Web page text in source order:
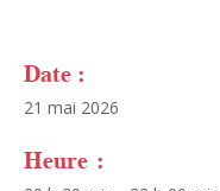
Date :
21 mai 2026
Heure :